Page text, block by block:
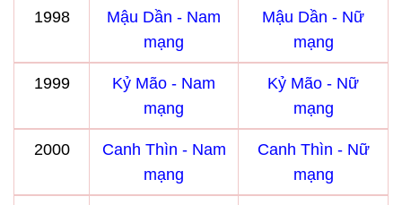
1998
Mậu Dần - Nam
mạng
Mậu Dần - Nữ
mạng
1999
Kỷ Mão - Nam
mạng
Kỷ Mão - Nữ
mạng
2000
Canh Thìn - Nam
mạng
Canh Thìn - Nữ
mạng